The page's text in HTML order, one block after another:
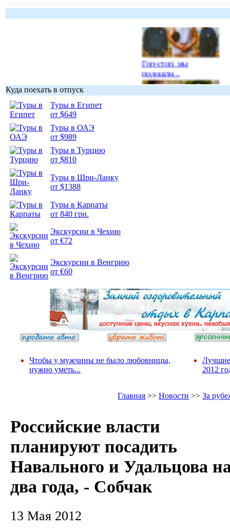
Гоп-стоп, мы
подошли...
Куда поехать в отпуск
Туры в Египет
от $649
Туры в ОАЭ
от $989
Туры в Турцию
от $810
Туры в Шри-Ланку
от $1388
Туры в Карпаты
от 840 грн.
Экскурсии в Чехию
от €72
Экскурсии в Венгрию
от €60
Чтобы у мужчины не было любовницы,
нужно уметь...
Лучшие
2012
Главная >>Новости >>За
Российские власти
планируют посадить
Навального и Удальцова
два года, - Собчак
13 Мая 2012